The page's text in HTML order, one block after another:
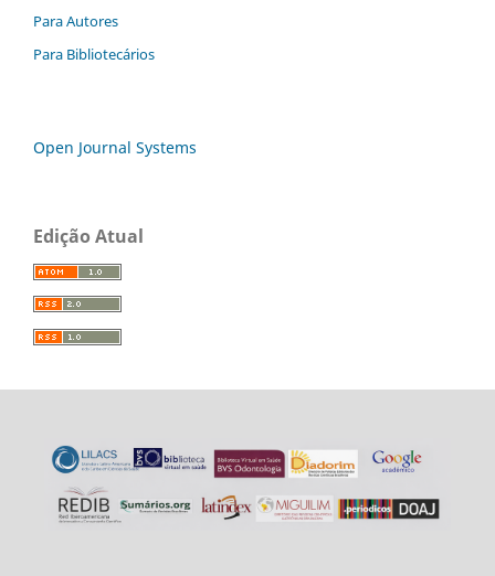
Para Autores
Para Bibliotecários
Open Journal Systems
Edição Atual